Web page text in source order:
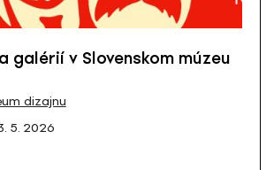
galérií v Slovenskom múzeu
dizajnu
5. 2026